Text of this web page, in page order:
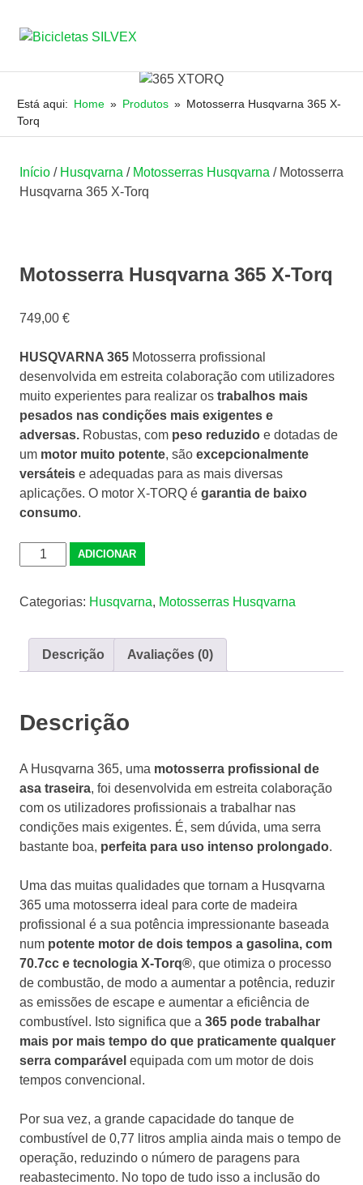
content
SILVEX
&
LDA
Está aqui: Home Produtos
Motosserra Husqvarna 365 X-
Torq
Início / Husqvarna / Motosserras Husqvarna / Motosserra
Husqvarna 365 X-Torq
Motosserra Husqvarna 365 X-Torq
749,00 €
HUSQVARNA 365 Motosserra profissional
desenvolvida em estreita colaboração com utilizadores
muito experientes para realizar os trabalhos mais
pesados nas condições mais exigentes e
adversas. Robustas, com peso reduzido e dotadas de
um motor muito potente, são excepcionalmente
versáteis e adequadas para as mais diversas
aplicações. O motor X-TORQ é garantia de baixo
consumo.
Quantidade
de
Husqvarna
Torq
ADICIONAR
Categorias: Husqvarna, Motosserras Husqvarna
Descrição Avaliações (0)
Descrição
A Husqvarna 365, uma motosserra profissional de
asa traseira, foi desenvolvida em estreita colaboração
com os utilizadores profissionais a trabalhar nas
condições mais exigentes. É, sem dúvida, uma serra
bastante boa, perfeita para uso intenso prolongado.
Uma das muitas qualidades que tornam a Husqvarna
365 uma motosserra ideal para corte de madeira
profissional é a sua potência impressionante baseada
num potente motor de dois tempos a gasolina, com
70.7cc e tecnologia X-Torq®, que otimiza o processo
de combustão, de modo a aumentar a potência, reduzir
as emissões de escape e aumentar a eficiência de
combustível. Isto significa que a 365 pode trabalhar
mais por mais tempo do que praticamente qualquer
serra comparável equipada com um motor de dois
tempos convencional.
Por sua vez, a grande capacidade do tanque de
combustível de 0,77 litros amplia ainda mais o tempo de
operação, reduzindo o número de paragens para
reabastecimento. No topo de tudo isso a inclusão do